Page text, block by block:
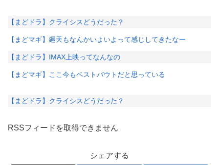
【まどドラ】クライシスどうだった？
【まどマギ】廻天もなんかいよいよって感じしてきたなー
【まどドラ】IMAX上映ってなんなの
【まどマギ】ここ今もベストバウトだと思っている
【まどドラ】クライシスどうだった？
RSSフィードを取得できません
シェアする